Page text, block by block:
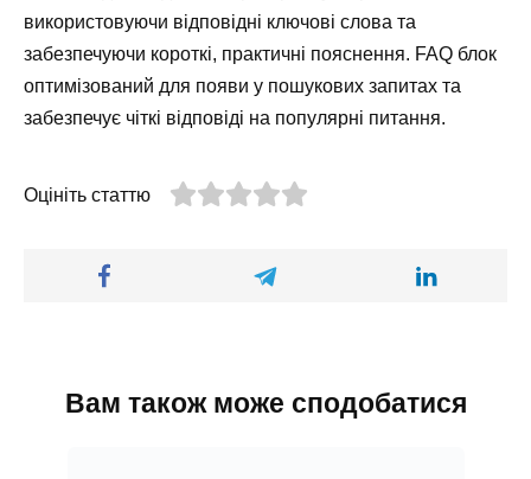
використовуючи відповідні ключові слова та
забезпечуючи короткі, практичні пояснення. FAQ блок
оптимізований для появи у пошукових запитах та
забезпечує чіткі відповіді на популярні питання.
Оцініть статтю
Вам також може сподобатися